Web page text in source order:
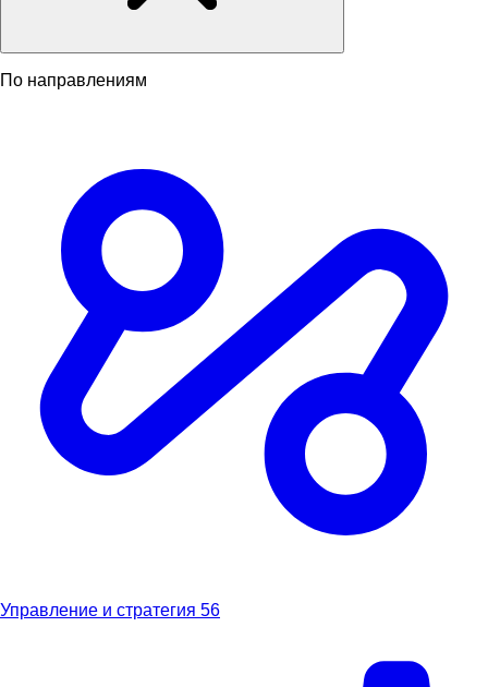
По направлениям
Управление и стратегия 56